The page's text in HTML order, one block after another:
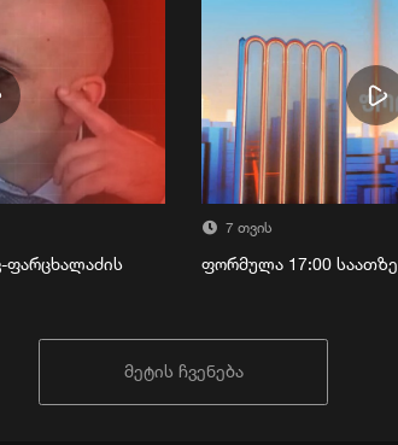
7 თვის
ფორმულა 17:00 საათზე
მეტის ჩვენება